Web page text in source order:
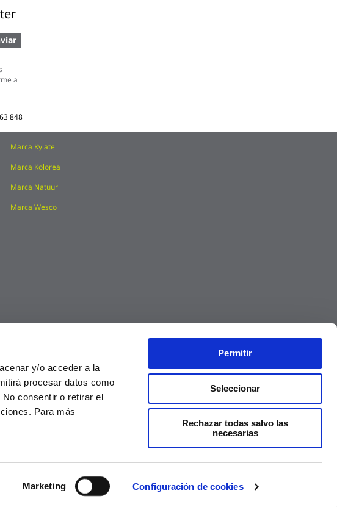
y/o acceder a la
procesar datos como
consentir o retirar el
Para más
Marketing Configuración de cookies
Permitir
Seleccionar
Rechazar todas salvo las
necesarias
a
848
Marca Kylate
Marca Kolorea
Marca Natuur
Marca Wesco
Precios válidos solo en la web, no en tienda